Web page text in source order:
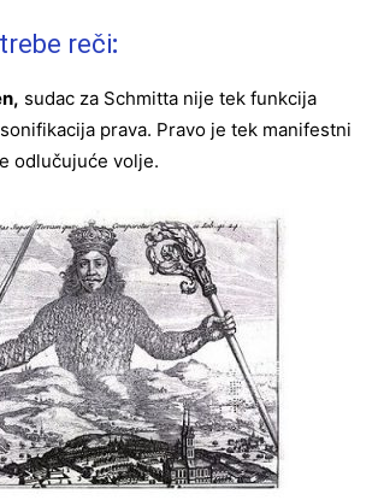
reči:
, sudac za Schmitta nije tek funkcija
prava. Pravo je tek manifestni
odlučujuće volje.